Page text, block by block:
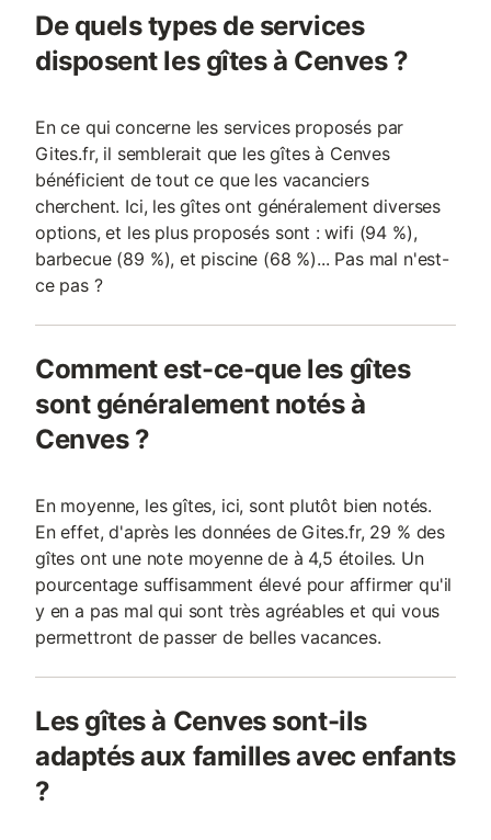
(Roche de Solutré), Mâcon à 13 km, Romanèche-Thorins à 18
km (Hameau Duboeuf, Touroparc Zoo). Séjournez dans ce gîte
avec vue imprenable sur la Roche de Solutré, entre Beaujolais et
De quels types de services
disposent les gîtes à Cenves ?
En ce qui concerne les services proposés par
Gites.fr, il semblerait que les gîtes à Cenves
bénéficient de tout ce que les vacanciers
cherchent. Ici, les gîtes ont généralement diverses
options, et les plus proposés sont : wifi (94 %),
barbecue (89 %), et piscine (68 %)... Pas mal n'est-
ce pas ?
Comment est-ce-que les gîtes
sont généralement notés à
Cenves ?
En moyenne, les gîtes, ici, sont plutôt bien notés.
En effet, d'après les données de Gites.fr, 29 % des
gîtes ont une note moyenne de à 4,5 étoiles. Un
pourcentage suffisamment élevé pour affirmer qu'il
y en a pas mal qui sont très agréables et qui vous
permettront de passer de belles vacances.
Les gîtes à Cenves sont-ils
adaptés aux familles avec enfants
?